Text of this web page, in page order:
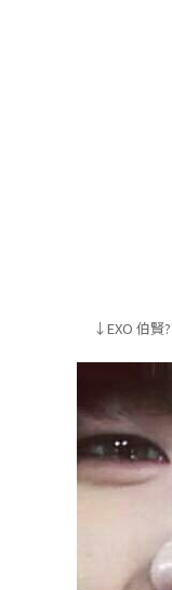
↓EXO 伯賢